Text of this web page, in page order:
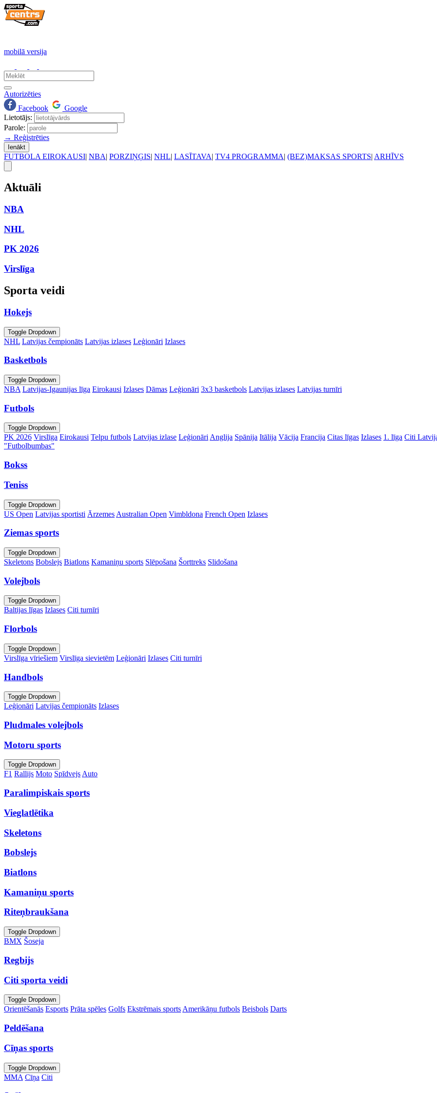
mobilā versija
Autorizēties
Facebook
Google
Lietotājs:
Parole:
→ Reģistrēties
Ienākt
FUTBOLA EIROKAUSI| NBA| PORZIŅĢIS| NHL| LASĪTAVA| TV4 PROGRAMMA| (BEZ)MAKSAS SPORTS| ARHĪVS
Aktuāli
NBA
NHL
PK 2026
Virslīga
Sporta veidi
Hokejs
Toggle Dropdown
NHL Latvijas čempionāts Latvijas izlases Leģionāri Izlases
Basketbols
Toggle Dropdown
NBA Latvijas-Igaunijas līga Eirokausi Izlases Dāmas Leģionāri 3x3 basketbols Latvijas izlases Latvijas turnīri
Futbols
Toggle Dropdown
PK 2026 Virslīga Eirokausi Telpu futbols Latvijas izlase Leģionāri Anglija Spānija Itālija Vācija Francija Citas līgas Izlases 1. līga Citi
"Futbolbumbas"
Bokss
Teniss
Toggle Dropdown
US Open Latvijas sportisti Ārzemes Australian Open Vimbldona French Open Izlases
Ziemas sports
Toggle Dropdown
Skeletons Bobslejs Biatlons Kamaniņu sports Slēpošana Šorttreks Slidošana
Volejbols
Toggle Dropdown
Baltijas līgas Izlases Citi turnīri
Florbols
Toggle Dropdown
Virslīga vīriešiem Virslīga sievietēm Leģionāri Izlases Citi turnīri
Handbols
Toggle Dropdown
Leģionāri Latvijas čempionāts Izlases
Pludmales volejbols
Motoru sports
Toggle Dropdown
F1 Rallijs Moto SpīdvejsAuto
Paralimpiskais sports
Vieglatlētika
Skeletons
Bobslejs
Biatlons
Kamaniņu sports
Riteņbraukšana
Toggle Dropdown
BMX Šoseja
Regbijs
Citi sporta veidi
Toggle Dropdown
Orientēšanās Esports Prāta spēles Golfs Ekstrēmais sports Amerikāņu futbols Beisbols Darts
Peldēšana
Cīņas sports
Toggle Dropdown
MMA Cīņa Citi